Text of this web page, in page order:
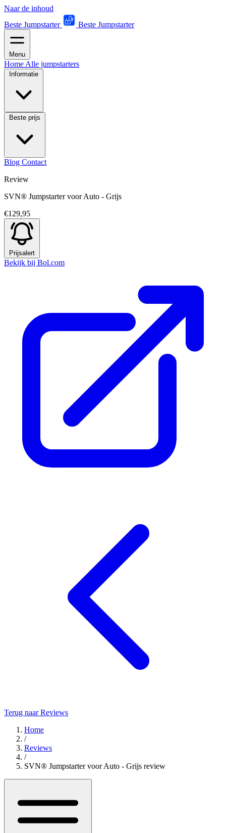
Naar de inhoud
Beste Jumpstarter
Beste Jumpstarter
Menu
Home Alle jumpstarters
Informatie
Beste prijs
Blog Contact
Review
SVN® Jumpstarter voor Auto - Grijs
€129,95
Prijsalert
Bekijk bij Bol.com
Terug naar Reviews
Home
/
Reviews
/
SVN® Jumpstarter voor Auto - Grijs review